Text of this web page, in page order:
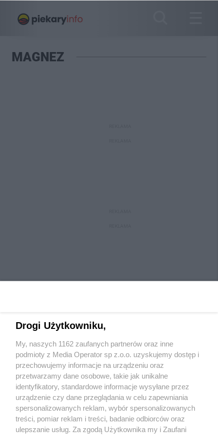
MAGNEZ
Wydawca mediówlokalnych
Nie zapomnij
zapoznać się z:
polityką prywatności regulamin korzystania z portali
Twojemiasto Skontaktuj się z nami
Drogi Użytkowniku,
My, naszych 1162 zaufanych partnerów oraz inne
podmioty z Media Operator sp z.o.o. uzyskujemy dostęp i
przechowujemy informacje na urządzeniu oraz
przetwarzamy dane osobowe, takie jak unikalne
identyfikatory, standardowe informacje wysyłane przez
urządzenie czy dane przeglądania w celu zapewniania
spersonalizowanych reklam, wybór spersonalizowanych
treści, pomiar reklam i treści, badanie odbiorców oraz
ulepszanie usług. Za zgodą Użytkownika my i Zaufani